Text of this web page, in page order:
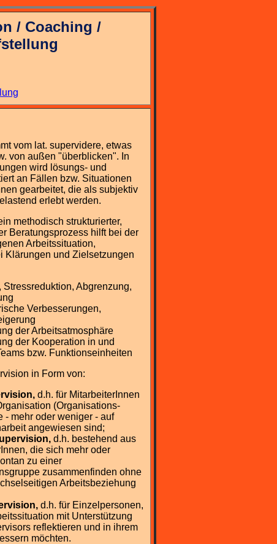
/ Coaching /
vom lat. supervidere, etwas
von außen "überblicken". In
wird lösungs- und
an Fällen bzw. Situationen
gearbeitet, die als subjektiv
erlebt werden.
methodisch strukturierter,
Beratungsprozess hilft bei der
Arbeitssituation,
Klärungen und Zielsetzungen
Stressreduktion, Abgrenzung,
Verbesserungen,
der Arbeitsatmosphäre
der Kooperation in und
bzw. Funktionseinheiten
in Form von:
d.h. für MitarbeiterInnen
(Organisations-
- mehr oder weniger - auf
angewiesen sind;
d.h. bestehend aus
die sich mehr oder
zu einer
zusammenfinden ohne
Arbeitsbeziehung
d.h. für Einzelpersonen,
mit Unterstützung
reflektieren und in ihrem
möchten.